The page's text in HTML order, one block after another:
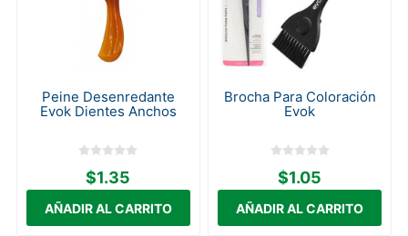
Peine Desenredante
Evok Dientes Anchos
$1.35
Brocha Para Coloración
Evok
$1.05